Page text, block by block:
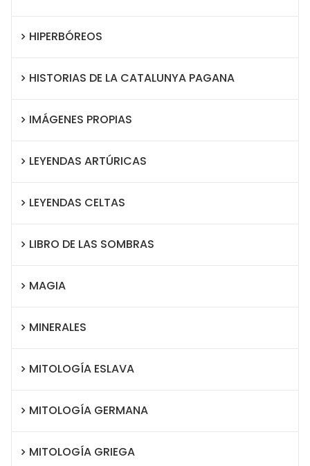
HIPERBÓREOS
HISTORIAS DE LA CATALUNYA PAGANA
IMÁGENES PROPIAS
LEYENDAS ARTÚRICAS
LEYENDAS CELTAS
LIBRO DE LAS SOMBRAS
MAGIA
MINERALES
MITOLOGÍA ESLAVA
MITOLOGÍA GERMANA
MITOLOGÍA GRIEGA